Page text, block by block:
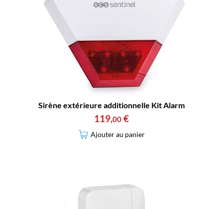
Sirène extérieure additionnelle Kit Alarm
119,00 €
Ajouter au panier